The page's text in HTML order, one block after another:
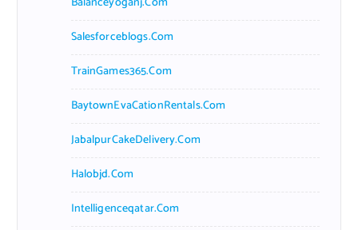
Salesforceblogs.com
TrainGames365.com
BaytownEvaCationRentals.com
JabalpurCakeDelivery.com
Halobjd.com
Intelligenceqatar.com